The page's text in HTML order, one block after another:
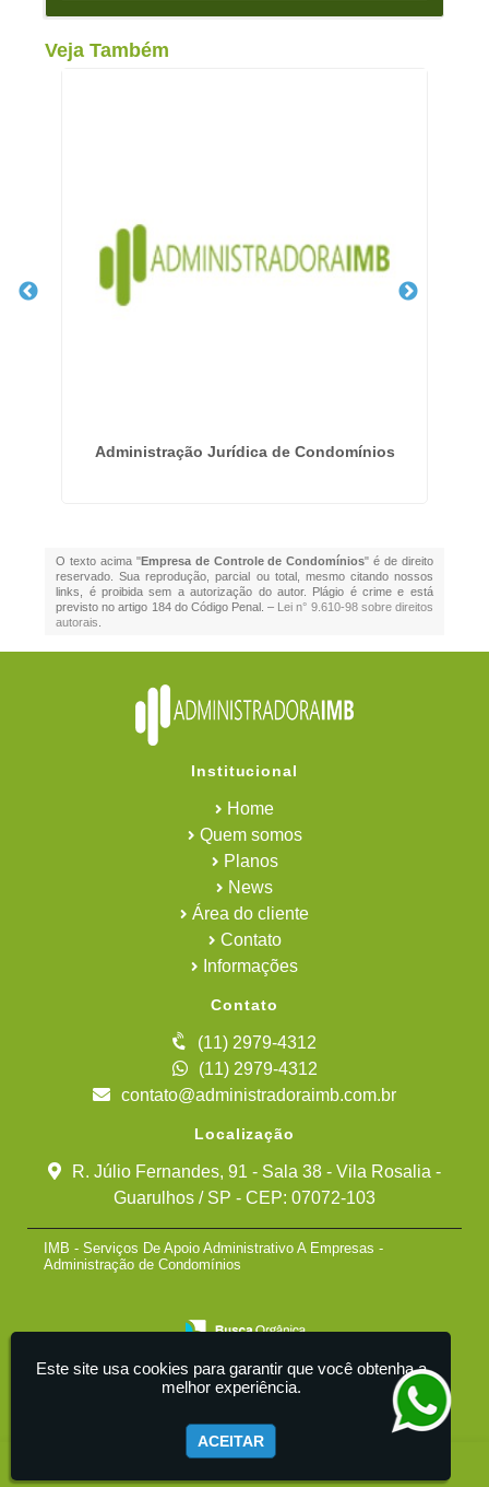
Veja Também
Administração Jurídica de Condomínios
O texto acima "Empresa de Controle de Condomínios" é de direito
reservado. Sua reprodução, parcial ou total, mesmo citando nossos
links, é proibida sem a autorização do autor. Plágio é crime e está
previsto no artigo 184 do Código Penal. – Lei n° 9.610-98 sobre direitos
autorais
Institucional
Home
Quem somos
Planos
News
Área do cliente
Contato
Informações
Contato
(11) 2979-4312
(11) 2979-4312
contato@administradoraimb.com.br
Localização
R. Júlio Fernandes, 91 - Sala 38 - Vila Rosalia -
Guarulhos / SP - CEP: 07072-103
IMB - Serviços De Apoio Administrativo A Empresas -
Administração de Condomínios
Este site usa cookies para garantir que você obtenha a
melhor experiência.
ACEITAR